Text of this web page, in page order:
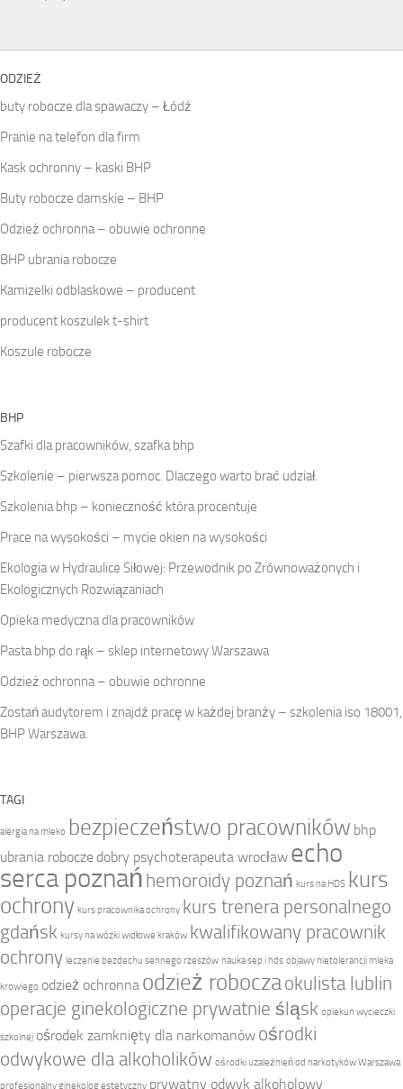
ODZIEŻ
buty robocze dla spawaczy – Łódź
Pranie na telefon dla firm
Kask ochronny – kaski BHP
Buty robocze damskie – BHP
Odzież ochronna – obuwie ochronne
BHP ubrania robocze
Kamizelki odblaskowe – producent
producent koszulek t-shirt
Koszule robocze
BHP
Szafki dla pracowników, szafka bhp
Szkolenie – pierwsza pomoc. Dlaczego warto brać udział.
Szkolenia bhp – konieczność która procentuje
Prace na wysokości – mycie okien na wysokości
Ekologia w Hydraulice Siłowej: Przewodnik po Zrównoważonych i
Ekologicznych Rozwiązaniach
Opieka medyczna dla pracowników
Pasta bhp do rąk – sklep internetowy Warszawa
Odzież ochronna – obuwie ochronne
Zostań audytorem i znajdź pracę w każdej branży – szkolenia iso 18001,
BHP Warszawa.
TAGI
alergia na mleko bezpieczeństwo pracowników bhp
ubrania robocze dobry psychoterapeuta wrocław echo
serca poznań hemoroidy poznań kurs na HDS kurs
ochrony kurs pracownika ochrony kurs trenera personalnego
gdańsk kursy na wózki widłowe kraków kwalifikowany pracownik
ochrony leczenie bezdechu sennego rzeszów nauka sep i hds objawy nietolerancji mleka
krowiego odzież ochronna odzież roboczaokulista lublin
operacje ginekologiczne prywatnie śląsk opiekun wycieczki
szkolnej ośrodek zamknięty dla narkomanów ośrodki
odwykowe dla alkoholików ośrodki uzależnień od narkotyków Warszawa
profesjonalny ginekolog estetyczny prywatny odwyk alkoholowy